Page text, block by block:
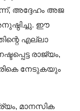
അദ്ദേഹം അജ
ഈ
എല്ലാ
രാജ്യം,
നേടുകയും
മാനസിക